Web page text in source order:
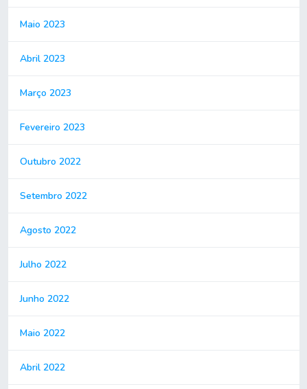
Maio 2023
Abril 2023
Março 2023
Fevereiro 2023
Outubro 2022
Setembro 2022
Agosto 2022
Julho 2022
Junho 2022
Maio 2022
Abril 2022